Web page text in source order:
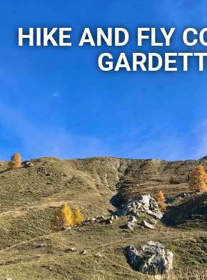
HIKE AND FLY